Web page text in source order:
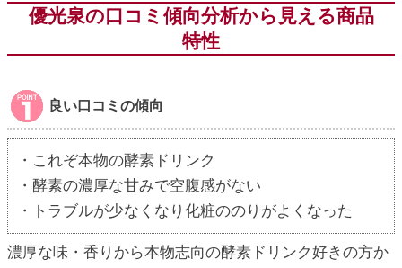
優光泉の口コミ傾向分析から見える商品
特性
良い口コミの傾向
・これぞ本物の酵素ドリンク
・酵素の濃厚な甘みで空腹感がない
・トラブルが少なくなり化粧ののりがよくなった
濃厚な味・香りから本物志向の酵素ドリンク好きの方か